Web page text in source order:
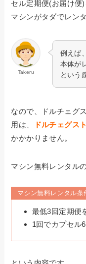
セル定期便(お届け便
マシンがタダでレン
Takeru
例えば
本体が
という
なので、ドルチェグ
用は、
ドルチェグス
かかかりません。
マシン無料レンタル
マシン無料レンタル条
最低3回定期便
1回でカプセル